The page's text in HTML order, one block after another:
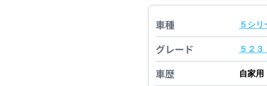
車種 ５シリ
グレード ５２
車歴 自家用